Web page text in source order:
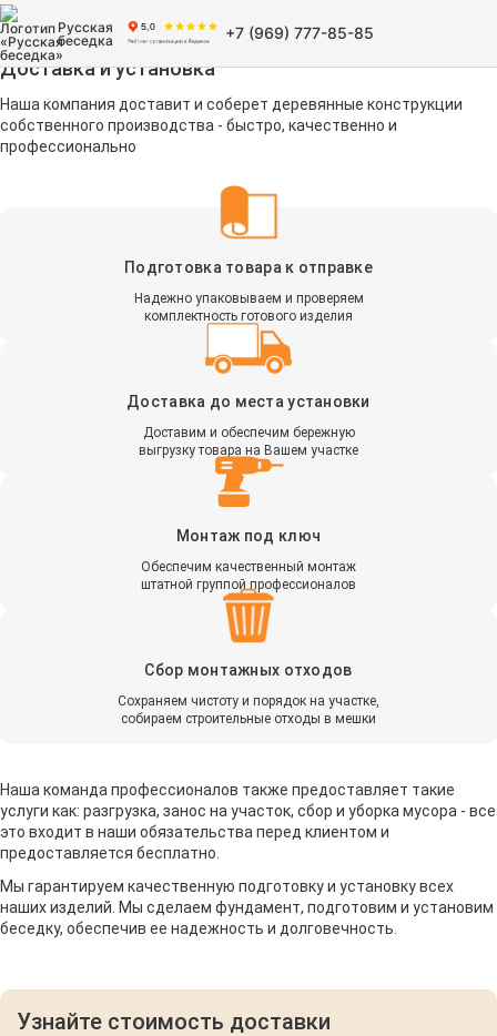
Русская
беседка
+7 (969) 777-85-85
Доставка и установка
Наша компания доставит и соберет деревянные конструкции
собственного производства - быстро, качественно и
профессионально
Подготовка товара к отправке
Надежно упаковываем и проверяем
комплектность готового изделия
Доставка до места установки
Доставим и обеспечим бережную
выгрузку товара на Вашем участке
Монтаж под ключ
Обеспечим качественный монтаж
штатной группой профессионалов
Сбор монтажных отходов
Сохраняем чистоту и порядок на участке,
собираем строительные отходы в мешки
Наша команда профессионалов также предоставляет такие
услуги как: разгрузка, занос на участок, сбор и уборка мусора - все
это входит в наши обязательства перед клиентом и
предоставляется бесплатно.
Мы гарантируем качественную подготовку и установку всех
наших изделий. Мы сделаем фундамент, подготовим и установим
беседку, обеспечив ее надежность и долговечность.
Узнайте стоимость доставки